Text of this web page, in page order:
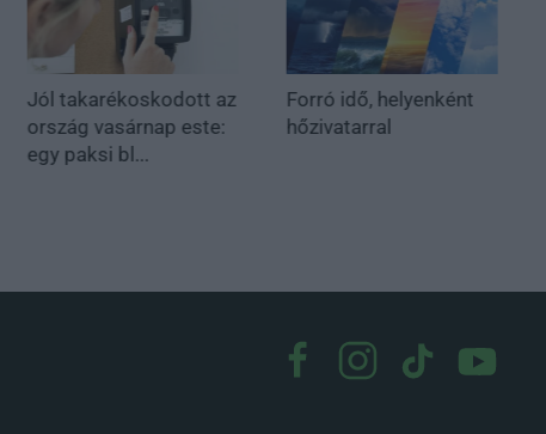
Jól takarékoskodott az
ország vasárnap este:
egy paksi bl...
Forró idő, helyenként
hőzivatarral